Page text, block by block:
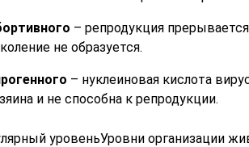
– репродукция
не образуется.
– нуклеиновая кислота
и не способна к репродукции.
уровеньУровни организации